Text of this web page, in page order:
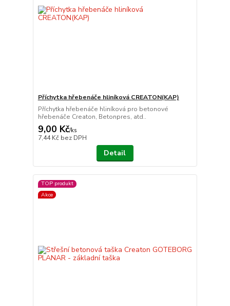
Příchytka hřebenáče hliníková CREATON(KAP)
Příchytka hřebenáče hliníková pro betonové
hřebenáče Creaton, Betonpres, atd..
9,00 Kč/ks
7,44 Kč bez DPH
Detail
TOP produkt
Akce